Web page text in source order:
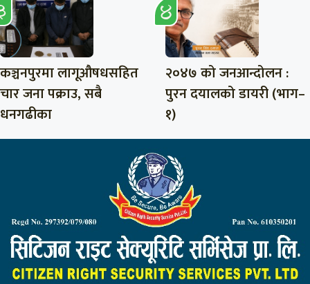
कञ्चनपुरमा लागूऔषधसहित
चार जना पक्राउ, सबै
धनगढीका
२०४७ को जनआन्दोलन :
पुरन दयालको डायरी (भाग–
१)